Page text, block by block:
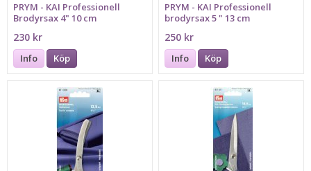
PRYM - KAI Professionell
Brodyrsax 4" 10 cm
230 kr
Info Köp
PRYM - KAI Professionell
brodyrsax 5 " 13 cm
250 kr
Info Köp